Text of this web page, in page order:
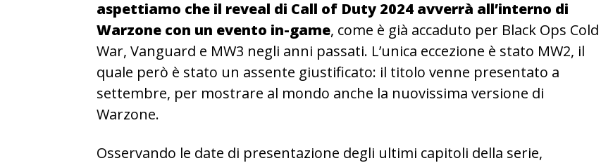
aspettiamo che il reveal di Call of Duty 2024 avverrà all’interno di
Warzone con un evento in-game, come è già accaduto per Black Ops Cold
War, Vanguard e MW3 negli anni passati. L’unica eccezione è stato MW2, il
quale però è stato un assente giustificato: il titolo venne presentato a
settembre, per mostrare al mondo anche la nuovissima versione di
Warzone.
Osservando le date di presentazione degli ultimi capitoli della serie,